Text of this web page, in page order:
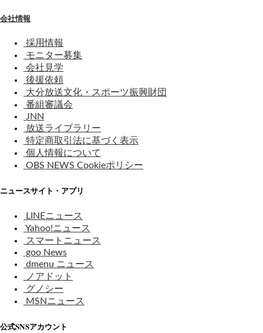
会社情報
採用情報
モニター募集
会社見学
後援依頼
大分放送文化・スポーツ振興財団
番組審議会
JNN
放送ライブラリー
特定商取引法に基づく表示
個人情報について
OBS NEWS Cookieポリシー
ニュースサイト・アプリ
LINEニュース
Yahoo!ニュース
スマートニュース
goo News
dmenu ニュース
ノアドット
グノシー
MSNニュース
公式SNSアカウント